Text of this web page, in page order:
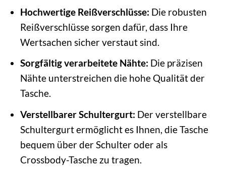
Hochwertige Reißverschlüsse: Die robusten
Reißverschlüsse sorgen dafür, dass Ihre
Wertsachen sicher verstaut sind.
Sorgfältig verarbeitete Nähte: Die präzisen
Nähte unterstreichen die hohe Qualität der
Tasche.
Verstellbarer Schultergurt: Der verstellbare
Schultergurt ermöglicht es Ihnen, die Tasche
bequem über der Schulter oder als
Crossbody-Tasche zu tragen.